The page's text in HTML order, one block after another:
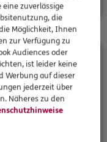
zuverlässige
die
Möglichkeit, Ihnen
zur Verfügung zu
Audiences oder
ist leider keine
Werbung auf dieser
jederzeit über
Näheres zu den